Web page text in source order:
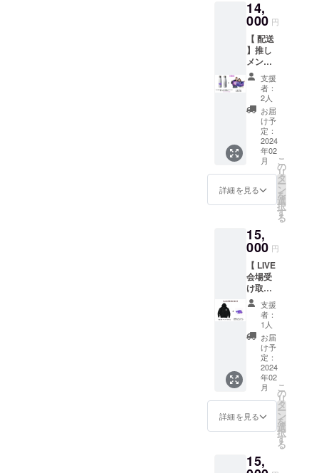
しま
す。 T
シャツ
は黒の
みとな
りま
す。サ
イズは
M .L.XL
からご
選択頂
けま
す。
M/XLは
ざいま
すの
なりま
す。ご
用意で
きない
場合はL
サイズ
でのご
対応と
なりま
すこと
をご了
承くだ
さいま
せ。 ※
推しメ
にあわ
せてプ
に記載
するご
ご用意
致しま
した。※
送料込
み 生誕
祭以降
の発送
となり
ますの
で当日
受け取
りが可
能な方
はLIVE
会場受
ver.をご
選択下
う、配
送ver.も
致しま
した。※
送料込
み 生誕
祭以降
の発送
となり
ますの
で当日
受け取
りが可
能な方
はLIVE
会場受
ver.をご
さいま
せ。 ※
ブラン
ケット
サイズ
91cm×
66cm
公式BIG
タオル
セット!
支援者
様お一
人お一
人に向
け、心
を込め
て綴っ
た手書
きメッ
セージ
を刻ん
でお届
け致し
ます。
小姫・
IRO・如
ラ・七
海桃
奈・夢
柚子も
も・李
野由依
から１
名可能
です。
必ず備
考欄に
てご指
名をお
願い致
希望の
14,
000 円
【 配送
】推し
メンか
らの手
書き
メッ
セージ
入りロ
ケット
サーモ
ボトル
（450m
l）＆Φ
NEW
FINAL
公式BIG
セット!
遠方の
方でも
お手に
取って
頂けま
すよ
う、配
送ver.も
ご用意
致しま
した。※
送料込
祭以降
の発送
となり
りが可
支援
者：
2人
お届
け予
定：
2024
年02
月
詳細を見る
こ
の
リ
タ
ー
ン
を
選
択
す
る
15,
000 円
【 LIVE
会場受
け取り
】夢柚
子もも
デザイ
ン「も
もう
さ」ブ
ラック
パー
カー＆
直筆サ
イン入
りグ
カー
支援
者：
1人
お届
け予
定：
2024
年02
月
詳細を見る
こ
の
リ
タ
ー
ン
を
選
択
す
る
15,